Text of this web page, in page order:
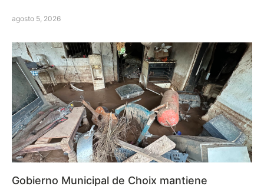
agosto 5, 2026
Gobierno Municipal de Choix mantiene